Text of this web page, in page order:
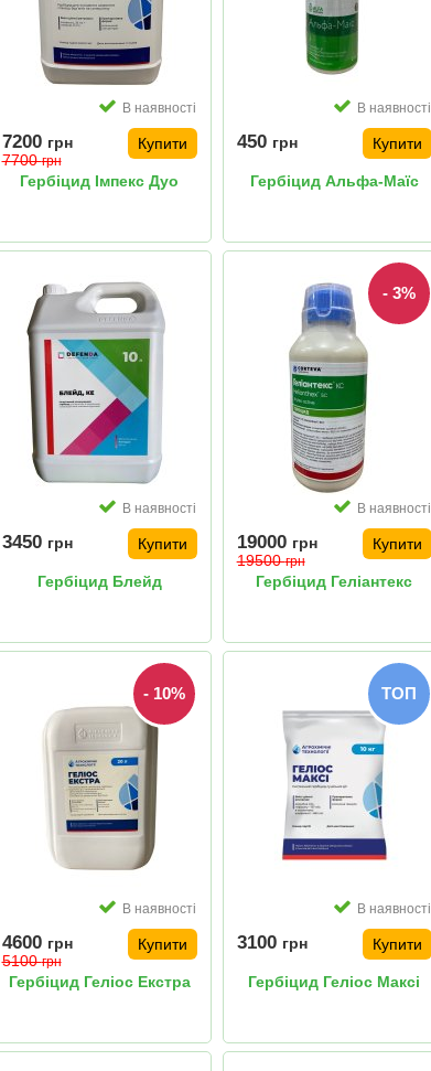
В наявності
7200 грн
7700грн
Купити
Гербіцид Імпекс Дуо
В наявності
450 грн Купити
Гербіцид Альфа-Маїс
В наявності
3450 грн Купити
Гербіцид Блейд
- 3%
В наявності
19000 грн
19500грн
Купити
Гербіцид Геліантекс
- 10%
В наявності
4600 грн
5100грн
Купити
Гербіцид Геліос Екстра
ТОП
В наявності
3100 грн Купити
Гербіцид Геліос Максі